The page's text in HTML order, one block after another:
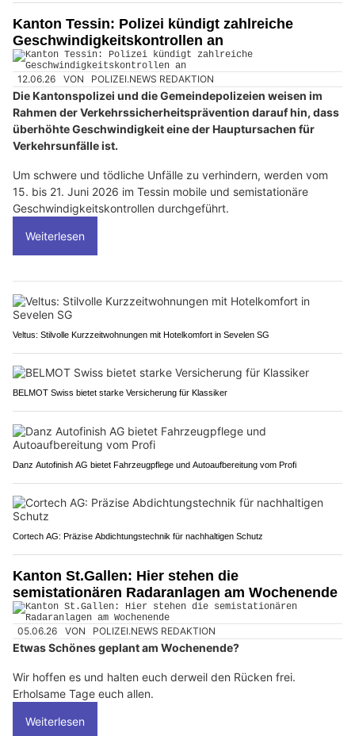
Kanton Tessin: Polizei kündigt zahlreiche
Geschwindigkeitskontrollen an
12.06.26 VON POLIZEI.NEWS REDAKTION
Die Kantonspolizei und die Gemeindepolizeien weisen im
Rahmen der Verkehrssicherheitsprävention darauf hin, dass
überhöhte Geschwindigkeit eine der Hauptursachen für
Verkehrsunfälle ist.
Um schwere und tödliche Unfälle zu verhindern, werden vom
15. bis 21. Juni 2026 im Tessin mobile und semistationäre
Geschwindigkeitskontrollen durchgeführt.
Weiterlesen
Veltus: Stilvolle Kurzzeitwohnungen mit Hotelkomfort in Sevelen SG
BELMOT Swiss bietet starke Versicherung für Klassiker
Danz Autofinish AG bietet Fahrzeugpflege und Autoaufbereitung vom Profi
Cortech AG: Präzise Abdichtungstechnik für nachhaltigen Schutz
Kanton St.Gallen: Hier stehen die
semistationären Radaranlagen am Wochenende
05.06.26 VON POLIZEI.NEWS REDAKTION
Etwas Schönes geplant am Wochenende?
Wir hoffen es und halten euch derweil den Rücken frei.
Erholsame Tage euch allen.
Weiterlesen